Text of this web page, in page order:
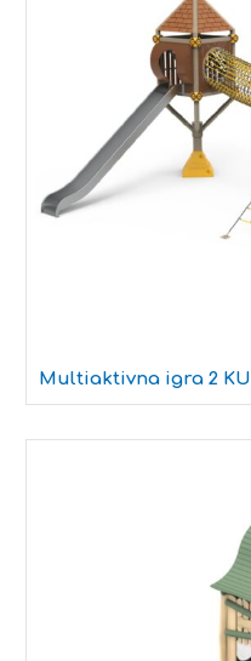
Multiaktivna igra 2